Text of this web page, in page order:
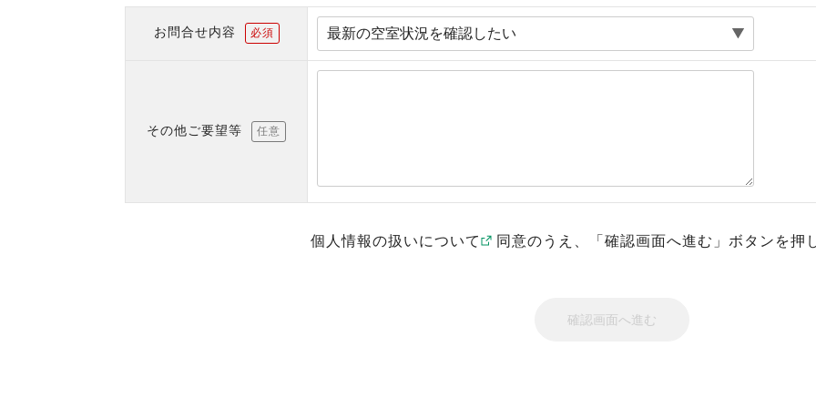
お問合せ内容 必須
その他ご要望等 任意
個人情報の扱いについて 同意のうえ、「確認画面へ進む」ボタンを押